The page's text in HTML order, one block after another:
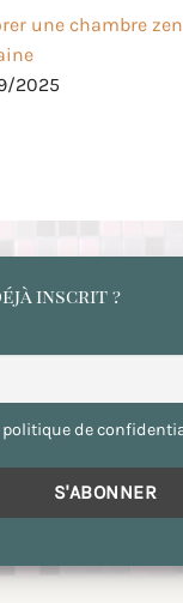
une chambre
2025
inscrit ?
politique de